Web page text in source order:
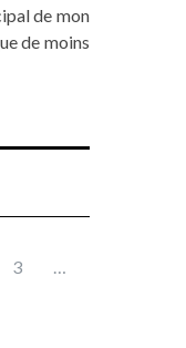
de mon
de moins
3